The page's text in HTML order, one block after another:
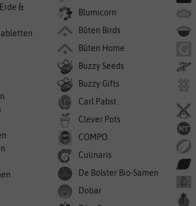
&
Blumicorn
Bûten Birds
Bûten Home
Buzzy Seeds
Buzzy Gifts
Carl Pabst
Clever Pots
COMPO
Culinaris
De Bolster Bio-Samen
Dobar